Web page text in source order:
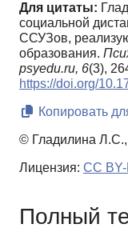
Для цитаты:
социальной
ССУЗов,
образования.
psyedu.ru, 6(3),
https://doi.org/
Копировать
© Гладилина
Лицензия: CC
Полный